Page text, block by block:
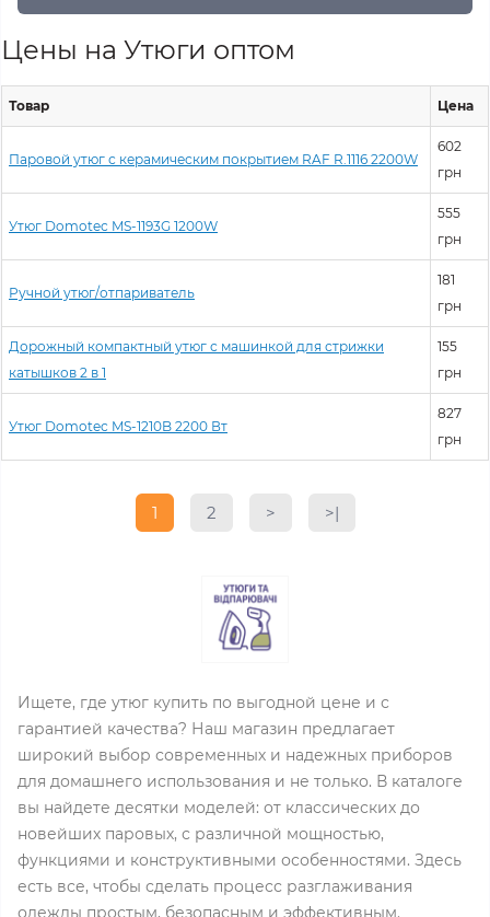
Цены на Утюги оптом
Товар Цена
Паровой утюг с керамическим покрытием RAF R.1116 2200W
602
грн
Утюг Domotec MS-1193G 1200W
555
грн
Ручной утюг/отпариватель
181
грн
Дорожный компактный утюг с машинкой для стрижки
катышков 2 в 1
155
грн
Утюг Domotec MS-1210B 2200 Вт
827
грн
1 2 > >|
Ищете, где утюг купить по выгодной цене и с
гарантией качества? Наш магазин предлагает
широкий выбор современных и надежных приборов
для домашнего использования и не только. В каталоге
вы найдете десятки моделей: от классических до
новейших паровых, с различной мощностью,
функциями и конструктивными особенностями. Здесь
есть все, чтобы сделать процесс разглаживания
одежды простым, безопасным и эффективным.